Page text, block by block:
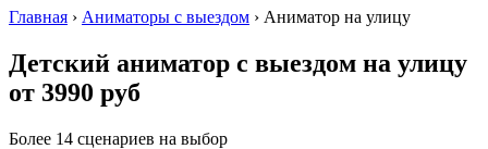
Главная › Аниматоры с выездом › Аниматор на улицу
Детский аниматор с выездом на улицу
от 3990 руб
Более 14 сценариев на выбор